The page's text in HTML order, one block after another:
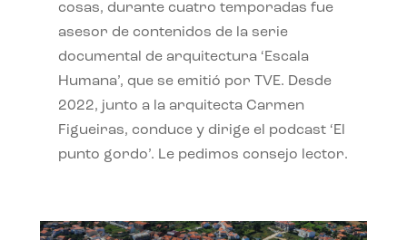
cosas, durante cuatro temporadas fue
asesor de contenidos de la serie
documental de arquitectura ‘Escala
Humana’, que se emitió por TVE. Desde
2022, junto a la arquitecta Carmen
Figueiras, conduce y dirige el podcast ‘El
punto gordo’. Le pedimos consejo lector.